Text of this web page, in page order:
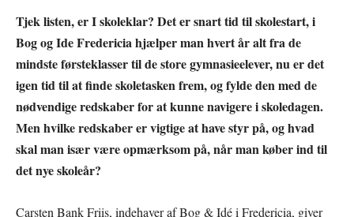
Tjek listen, er I skoleklar? Det er snart tid til skolestart, i
Bog og Ide Fredericia hjælper man hvert år alt fra de
mindste førsteklasser til de store gymnasieelever, nu er det
igen tid til at finde skoletasken frem, og fylde den med de
nødvendige redskaber for at kunne navigere i skoledagen.
Men hvilke redskaber er vigtige at have styr på, og hvad
skal man især være opmærksom på, når man køber ind til
det nye skoleår?
Carsten Bank Friis, indehaver af Bog & Idé i Fredericia, giver